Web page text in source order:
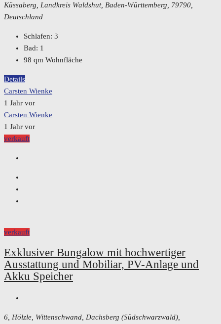
Küssaberg, Landkreis Waldshut, Baden-Württemberg, 79790,
Deutschland
Schlafen: 3
Bad: 1
98 qm Wohnfläche
Details
Carsten Wienke
1 Jahr vor
Carsten Wienke
1 Jahr vor
verkauft
verkauft
Exklusiver Bungalow mit hochwertiger
Ausstattung und Mobiliar, PV-Anlage und
Akku Speicher
6, Hölzle, Wittenschwand, Dachsberg (Südschwarzwald),